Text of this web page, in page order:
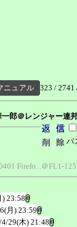
ニュアル 323 / 2741
郎＠レンジャー連
パ
Firefo...＠FL1-
) 23:58
月) 23:59
4/29(木) 21:48